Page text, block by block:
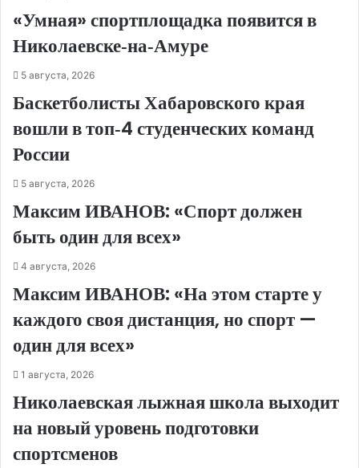
«Умная» спортплощадка появится в
Николаевске‑на‑Амуре
5 августа, 2026
Баскетболисты Хабаровского края
вошли в топ‑4 студенческих команд
России
5 августа, 2026
Максим ИВАНОВ: «Спорт должен
быть один для всех»
4 августа, 2026
Максим ИВАНОВ: «На этом старте у
каждого своя дистанция, но спорт —
один для всех»
1 августа, 2026
Николаевская лыжная школа выходит
на новый уровень подготовки
спортсменов